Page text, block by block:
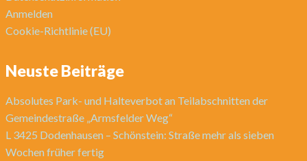
Anmelden
Cookie-Richtlinie (EU)
Neuste Beiträge
Absolutes Park- und Halteverbot an Teilabschnitten der
Gemeindestraße „Armsfelder Weg“
L 3425 Dodenhausen – Schönstein: Straße mehr als sieben
Wochen früher fertig